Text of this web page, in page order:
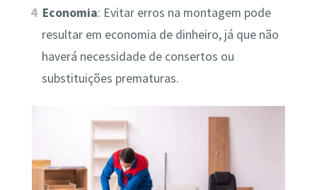
Economia: Evitar erros na montagem pode
resultar em economia de dinheiro, já que não
haverá necessidade de consertos ou
substituições prematuras.